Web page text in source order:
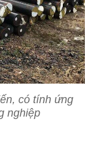
có tính ứng
nghiệp